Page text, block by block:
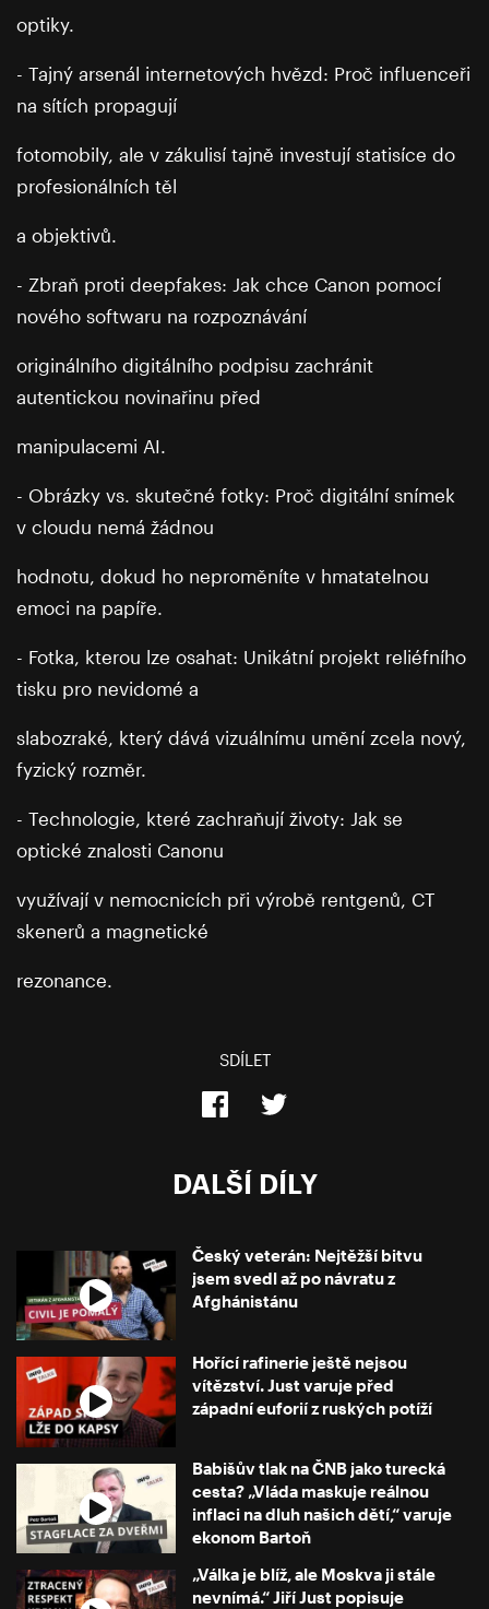
optiky.
- Tajný arsenál internetových hvězd: Proč influenceři
na sítích propagují
fotomobily, ale v zákulisí tajně investují statisíce do
profesionálních těl
a objektivů.
- Zbraň proti deepfakes: Jak chce Canon pomocí
nového softwaru na rozpoznávání
originálního digitálního podpisu zachránit
autentickou novinařinu před
manipulacemi AI.
- Obrázky vs. skutečné fotky: Proč digitální snímek
v cloudu nemá žádnou
hodnotu, dokud ho neproměníte v hmatatelnou
emoci na papíře.
- Fotka, kterou lze osahat: Unikátní projekt reliéfního
tisku pro nevidomé a
slabozraké, který dává vizuálnímu umění zcela nový,
fyzický rozměr.
- Technologie, které zachraňují životy: Jak se
optické znalosti Canonu
využívají v nemocnicích při výrobě rentgenů, CT
skenerů a magnetické
rezonance.
SDÍLET
DALŠÍ DÍLY
Český veterán: Nejtěžší bitvu
jsem svedl až po návratu z
Afghánistánu
Hořící rafinerie ještě nejsou
vítězství. Just varuje před
západní euforií z ruských potíží
Babišův tlak na ČNB jako turecká
cesta? „Vláda maskuje reálnou
inflaci na dluh našich dětí,“ varuje
ekonom Bartoň
„Válka je blíž, ale Moskva ji stále
nevnímá.“ Jiří Just popisuje